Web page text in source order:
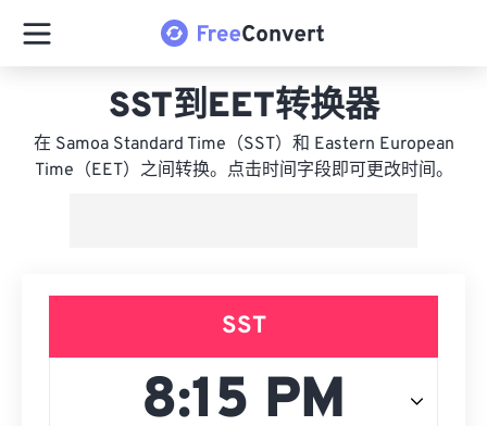
SST到EET转换器
在 Samoa Standard Time（SST）和 Eastern European
Time（EET）之间转换。点击时间字段即可更改时间。
SST